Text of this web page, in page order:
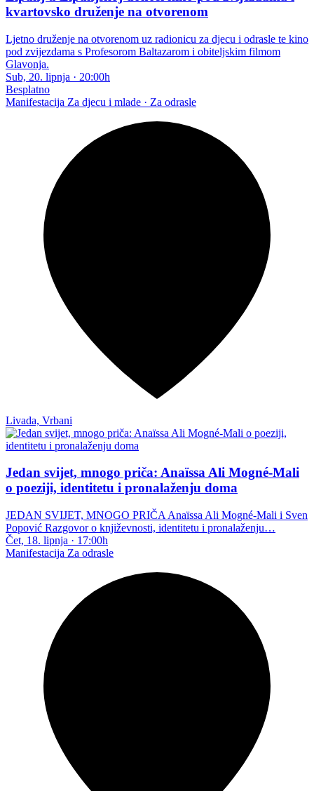
kvartovsko druženje na otvorenom
Ljetno druženje na otvorenom uz radionicu za djecu i odrasle te kino
pod zvijezdama s Profesorom Baltazarom i obiteljskim filmom
Glavonja.
Sub, 20. lipnja · 20:00h
Besplatno
Manifestacija Za djecu i mlade · Za odrasle
Livada, Vrbani
Jedan svijet, mnogo priča: Anaïssa Ali Mogné-Mali
o poeziji, identitetu i pronalaženju doma
JEDAN SVIJET, MNOGO PRIČA Anaïssa Ali Mogné-Mali i Sven
Popović Razgovor o književnosti, identitetu i pronalaženju…
Čet, 18. lipnja · 17:00h
Manifestacija Za odrasle